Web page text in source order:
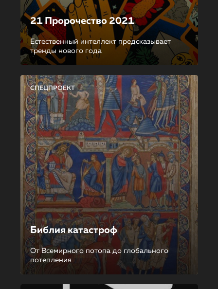
21 Пророчество 2021
Естественный интеллект предсказывает
тренды нового года
СПЕЦПРОЕКТ
Библия катастроф
От Всемирного потопа до глобального
потепления